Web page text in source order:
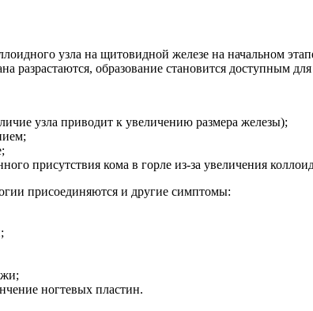
узла на щитовидной железе на начальном
разрастаются, образование становится доступным
узла приводит к увеличению размера железы);
присутствия кома в горле из-за увеличения
присоединяются и другие симптомы:
ногтевых пластин.